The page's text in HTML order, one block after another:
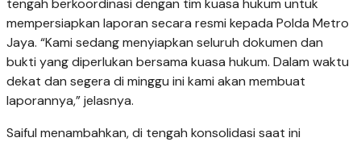
tengah berkoordinasi dengan tim kuasa hukum untuk
mempersiapkan laporan secara resmi kepada Polda Metro
Jaya. “Kami sedang menyiapkan seluruh dokumen dan
bukti yang diperlukan bersama kuasa hukum. Dalam waktu
dekat dan segera di minggu ini kami akan membuat
laporannya,” jelasnya.
Saiful menambahkan, di tengah konsolidasi saat ini